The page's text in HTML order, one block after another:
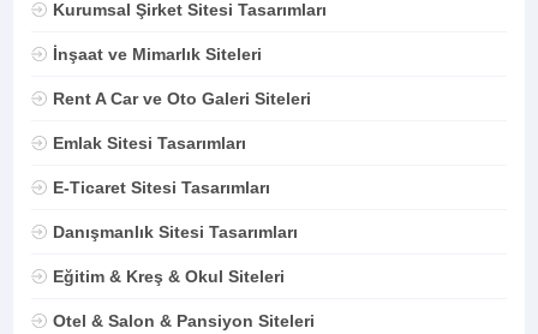
Kurumsal Şirket Sitesi Tasarımları
İnşaat ve Mimarlık Siteleri
Rent A Car ve Oto Galeri Siteleri
Emlak Sitesi Tasarımları
E-Ticaret Sitesi Tasarımları
Danışmanlık Sitesi Tasarımları
Eğitim & Kreş & Okul Siteleri
Otel & Salon & Pansiyon Siteleri